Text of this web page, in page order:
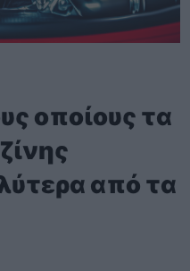
οποίους τα
από τα